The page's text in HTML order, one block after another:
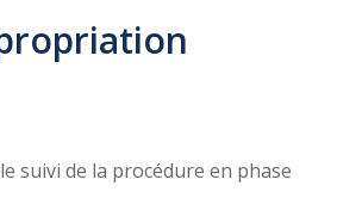
suivi de la procédure en phase